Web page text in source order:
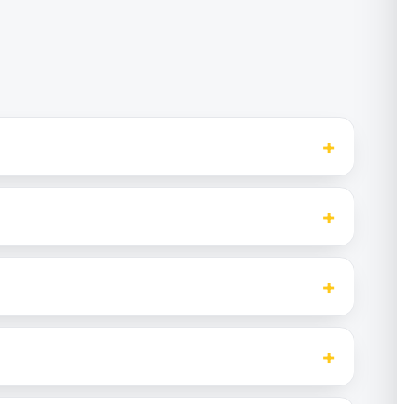
+
+
+
+